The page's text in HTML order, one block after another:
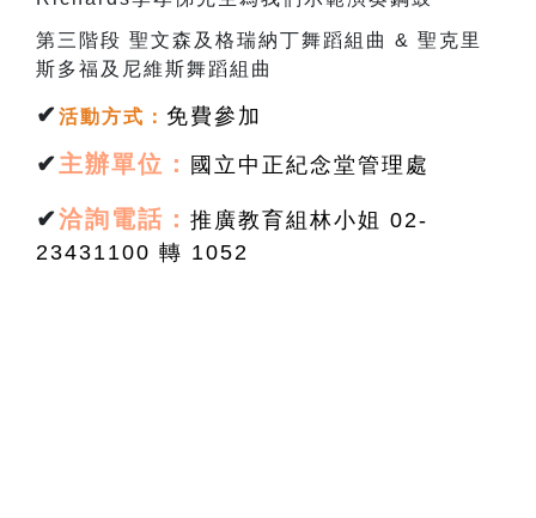
第三階段 聖文森及格瑞納丁舞蹈組曲 & 聖克里
斯多福及尼維斯舞蹈組曲
✔活動方式 ： 免費參加
✔主辦單位： 國立中正紀念堂管理處
✔洽詢電話： 推廣教育組林小姐 02-
23431100 轉 1052